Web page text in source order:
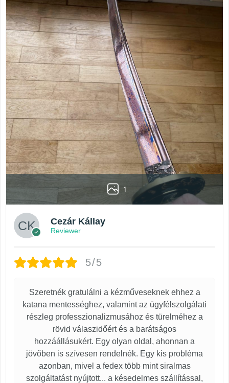
1
Cezár Kállay
Reviewer
5/5
Szeretnék gratulálni a kézműveseknek ehhez a
katana mentességhez, valamint az ügyfélszolgálati
részleg professzionalizmusához és türelméhez a
rövid válaszidőért és a barátságos
hozzáállásukért. Egy olyan oldal, ahonnan a
jövőben is szívesen rendelnék. Egy kis probléma
azonban, mivel a fedex több mint siralmas
szolgáltatást nyújtott... a késedelmes szállítással,